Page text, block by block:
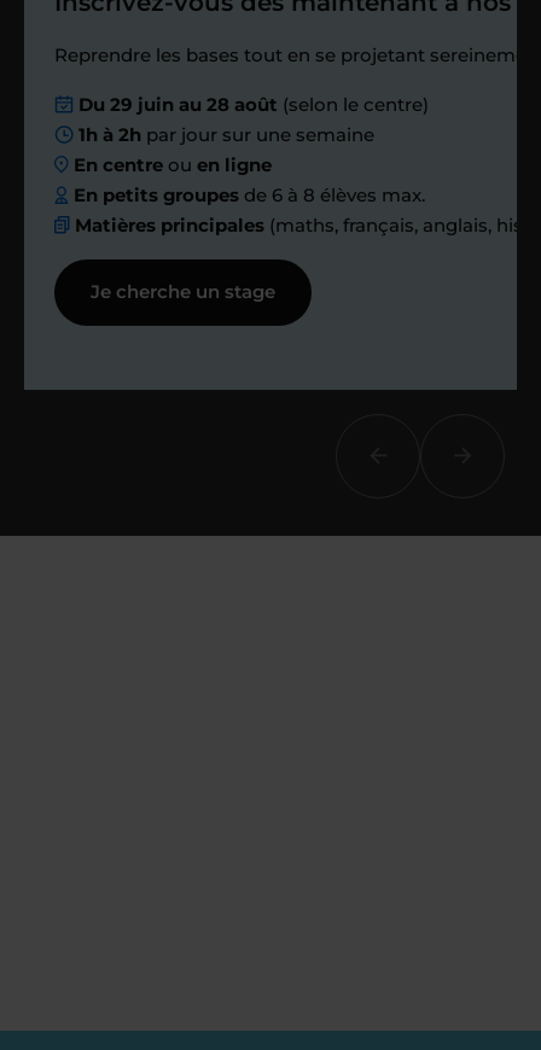
Étape 4
Nous planifions
ensemble des
échanges réguliers
Afin de suivre le travail et les progrès
Reprendre les bases tout en se projetant
Du 29 juin au 28 août (selon le centre)
1h à 2h par jour sur une semaine
En centre ouen ligne
En petits groupes de 6 à 8 élèves max.
Matières principales (maths, français, anglais,
Je cherche un stage